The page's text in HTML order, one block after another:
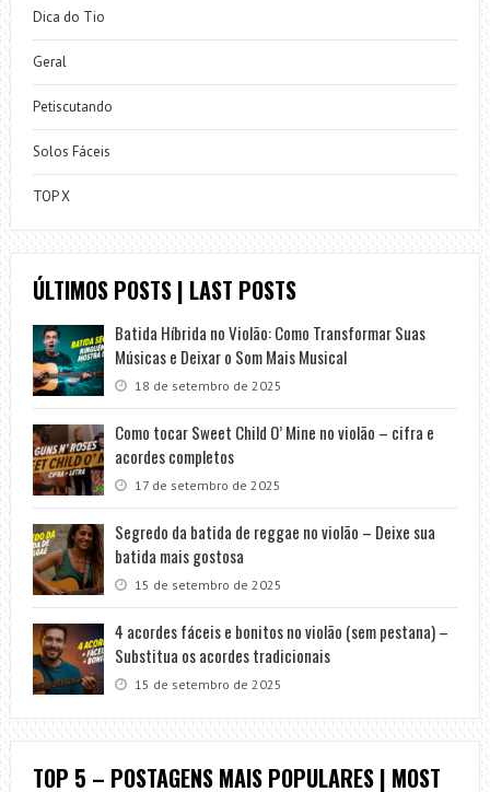
Dica do Tio
Geral
Petiscutando
Solos Fáceis
TOP X
ÚLTIMOS POSTS | LAST POSTS
Batida Híbrida no Violão: Como Transformar Suas
Músicas e Deixar o Som Mais Musical
18 de setembro de 2025
Como tocar Sweet Child O’ Mine no violão – cifra e
acordes completos
17 de setembro de 2025
Segredo da batida de reggae no violão – Deixe sua
batida mais gostosa
15 de setembro de 2025
4 acordes fáceis e bonitos no violão (sem pestana) –
Substitua os acordes tradicionais
15 de setembro de 2025
TOP 5 – POSTAGENS MAIS POPULARES | MOST